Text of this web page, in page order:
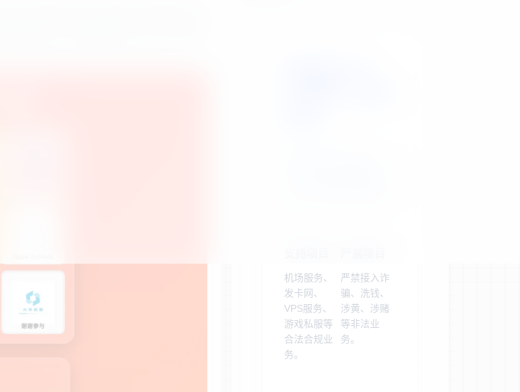
机场服务、
发卡网、
VPS服务、
游戏私服等
合法合规业
务。
严禁接入诈
骗、洗钱、
涉黄、涉赌
等非法业
务。